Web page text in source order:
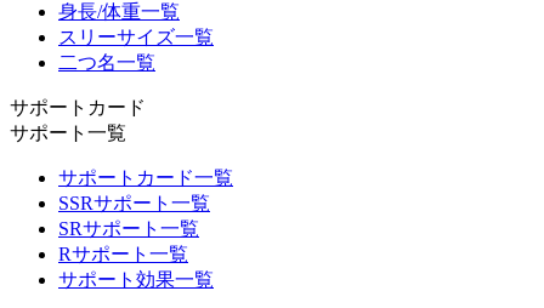
身長/体重一覧
スリーサイズ一覧
二つ名一覧
サポートカード
サポート一覧
サポートカード一覧
SSRサポート一覧
SRサポート一覧
Rサポート一覧
サポート効果一覧